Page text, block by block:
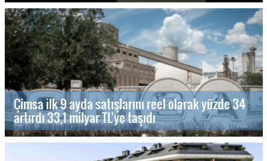
Çimsa ilk 9 ayda satışlarını reel olarak yüzde 34
artırdı 33,1 milyar TL’ye taşıdı